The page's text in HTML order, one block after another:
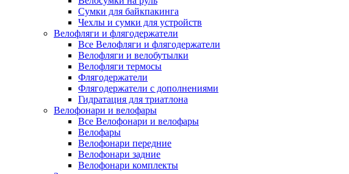
Сумки для байкпакинга
Чехлы и сумки для устройств
Велофляги и флягодержатели
Все Велофляги и флягодержатели
Велофляги и велобутылки
Велофляги термосы
Флягодержатели
Флягодержатели с дополнениями
Гидратация для триатлона
Велофонари и велофары
Все Велофонари и велофары
Велофары
Велофонари передние
Велофонари задние
Велофонари комплекты